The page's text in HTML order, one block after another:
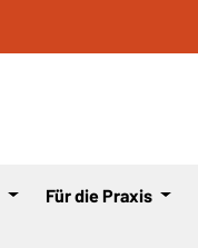
Für die Praxis